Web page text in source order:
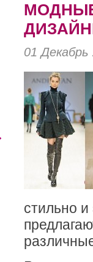
01 Декабрь
стильно